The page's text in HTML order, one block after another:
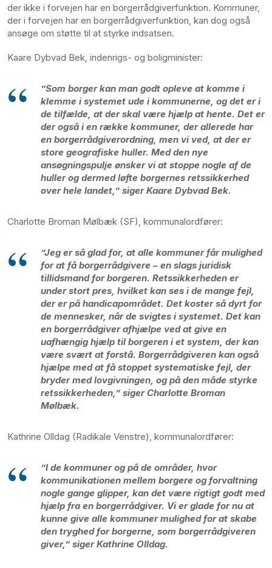
der ikke i forvejen har en borgerrådgiverfunktion. Kommuner,
der i forvejen har en borgerrådgiverfunktion, kan dog også
ansøge om støtte til at styrke indsatsen.
Kaare Dybvad Bek, indenrigs- og boligminister:
”Som borger kan man godt opleve at komme i
klemme i systemet ude i kommunerne, og det er i
de tilfælde, at der skal være hjælp at hente. Det er
der også i en række kommuner, der allerede har
en borgerrådgiverordning, men vi ved, at der er
store geografiske huller. Med den nye
ansøgningspulje ønsker vi at stoppe nogle af de
huller og dermed løfte borgernes retssikkerhed
over hele landet,” siger Kaare Dybvad Bek.
Charlotte Broman Mølbæk (SF), kommunalordfører:
”Jeg er så glad for, at alle kommuner får mulighed
for at få borgerrådgivere – en slags juridisk
tillidsmand for borgeren. Retssikkerheden er
under stort pres, hvilket kan ses i de mange fejl,
der er på handicapområdet. Det koster så dyrt for
de mennesker, når de svigtes i systemet. Det kan
en borgerrådgiver afhjælpe ved at give en
uafhængig hjælp til borgeren i et system, der kan
være svært at forstå. Borgerrådgiveren kan også
hjælpe med at få stoppet systematiske fejl, der
bryder med lovgivningen, og på den måde styrke
retssikkerheden,” siger Charlotte Broman
Mølbæk.
Kathrine Olldag (Radikale Venstre), kommunalordfører:
”I de kommuner og på de områder, hvor
kommunikationen mellem borgere og forvaltning
nogle gange glipper, kan det være rigtigt godt med
hjælp fra en borgerrådgiver. Vi er glade for nu at
kunne give alle kommuner mulighed for at skabe
den tryghed for borgerne, som borgerrådgiveren
giver,” siger Kathrine Olldag.